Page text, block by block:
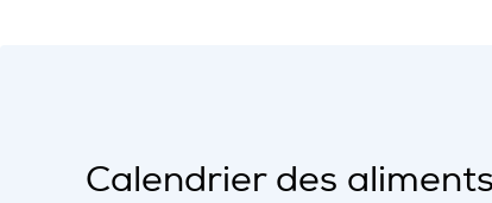
Calendrier des aliments